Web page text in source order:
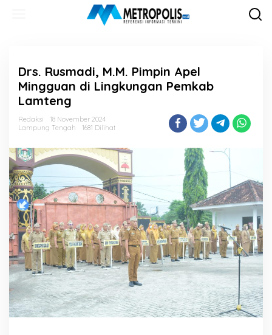
Drs. Rusmadi, M.M. Pimpin Apel
Mingguan di Lingkungan Pemkab
Lamteng
Redaksi
18 November 2024
Lampung Tengah
1681 Dilihat